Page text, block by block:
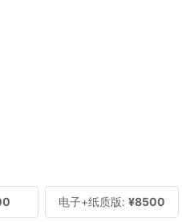
电子+纸质版: ¥8500